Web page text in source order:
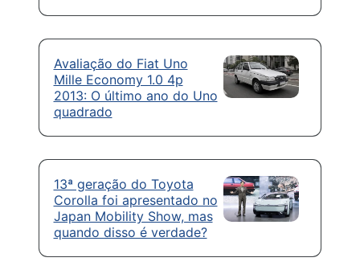
Avaliação do Fiat Uno
Mille Economy 1.0 4p
2013: O último ano do Uno
quadrado
13ª geração do Toyota
Corolla foi apresentado no
Japan Mobility Show, mas
quando disso é verdade?